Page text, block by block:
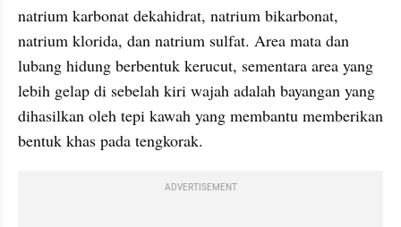
natrium karbonat dekahidrat, natrium bikarbonat,
natrium klorida, dan natrium sulfat. Area mata dan
lubang hidung berbentuk kerucut, sementara area yang
lebih gelap di sebelah kiri wajah adalah bayangan yang
dihasilkan oleh tepi kawah yang membantu memberikan
bentuk khas pada tengkorak.
ADVERTISEMENT